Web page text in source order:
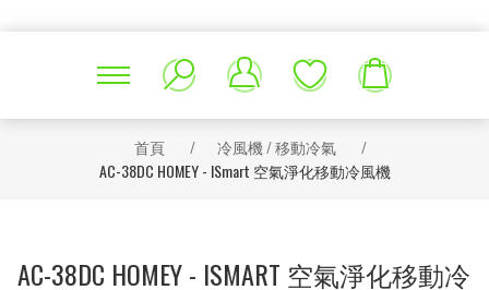
首頁 / 冷風機 / 移動冷氣
/
AC-38DC HOMEY - ISmart 空氣淨化移動冷風機
AC-38DC HOMEY - ISMART 空氣淨化移動冷